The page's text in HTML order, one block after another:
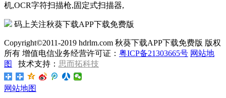
机,OCR字符扫描枪,固定式扫描器,
码上关注秋葵下载APP下载免费版
Copyright©2011-2019 hdrlm.com 秋葵下载APP下载免费版 版权
所有 增值电信业务经营许可证： 粤ICP备21303665号 网站地
图
技术支持： 思而拓科技
网站地图